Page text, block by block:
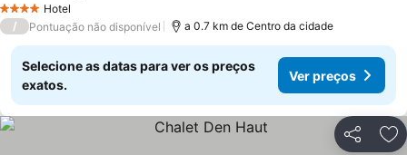
4 EstrelasHotel
/ Pontuação não disponível a 0.7 km de Centro da cidade
Selecione as datas para ver os preços
exatos.
Ver preços
Partilhar